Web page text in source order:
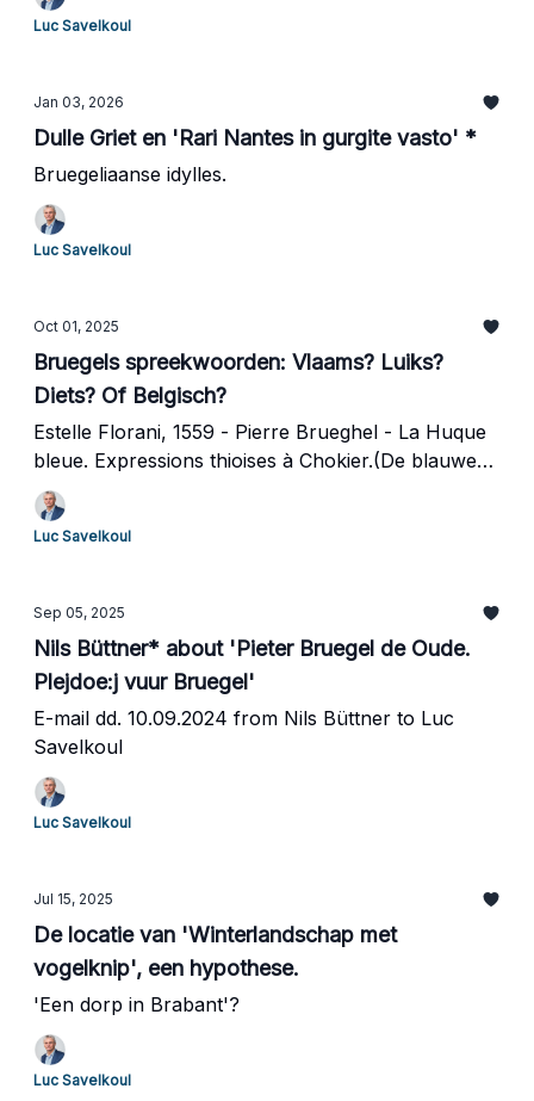
Luc Savelkoul
Jan 03, 2026
Dulle Griet en 'Rari Nantes in gurgite vasto' *
Bruegeliaanse idylles.
Luc Savelkoul
Oct 01, 2025
Bruegels spreekwoorden: Vlaams? Luiks?
Diets? Of Belgisch?
Estelle Florani, 1559 - Pierre Brueghel - La Huque
bleue. Expressions thioises à Chokier.(De blauwe
huyck. Dietse uitdrukkingen in Tchôkire).
Luc Savelkoul
Sep 05, 2025
Nils Büttner* about 'Pieter Bruegel de Oude.
Plejdoe:j vuur Bruegel'
E-mail dd. 10.09.2024 from Nils Büttner to Luc
Savelkoul
Luc Savelkoul
Jul 15, 2025
De locatie van 'Winterlandschap met
vogelknip', een hypothese.
'Een dorp in Brabant'?
Luc Savelkoul